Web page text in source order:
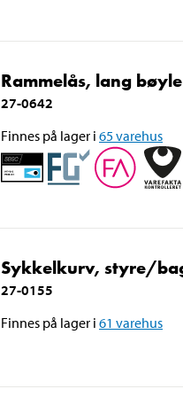
Rammelås, lang bøyle
27-0642
Finnes på lager i 65varehus
Sykkelkurv, styre/
27-0155
Finnes på lager i 61 varehus